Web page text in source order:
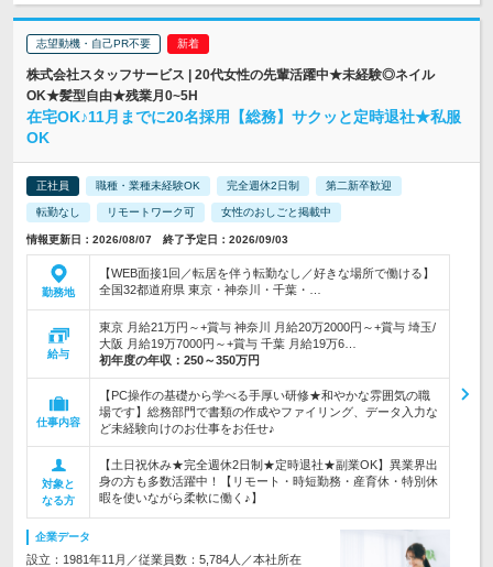
志望動機・自己PR不要
株式会社スタッフサービス | 20代女性の先輩活躍中★未経験◎ネイル
OK★髪型自由★残業月0~5H
在宅OK♪11月までに20名採用【総務】サクッと定時退社★私服
OK
正社員 職種・業種未経験OK 完全週休2日制 第二新卒歓迎
転勤なし リモートワーク可 女性のおしごと掲載中
情報更新日：2026/08/07 終了予定日：2026/09/03
勤務地
【WEB面接1回／転居を伴う転勤なし／好きな場所で働ける】
全国32都道府県 東京・神奈川・千葉・…
給与
東京 月給21万円～+賞与 神奈川 月給20万2000円～+賞与 埼玉/
大阪 月給19万7000円～+賞与 千葉 月給19万6…
初年度の年収： 250～350万円
仕事内容
【PC操作の基礎から学べる手厚い研修★和やかな雰囲気の職
場です】総務部門で書類の作成やファイリング、データ入力な
ど未経験向けのお仕事をお任せ♪
対象と
なる方
【土日祝休み★完全週休2日制★定時退社★副業OK】異業界出
身の方も多数活躍中！【リモート・時短勤務・産育休・特別休
暇を使いながら柔軟に働く♪】
企業データ
設立：1981年11月／従業員数：5,784人／本社所在